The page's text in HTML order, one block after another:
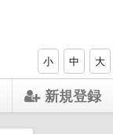
小 中 大
新規登録